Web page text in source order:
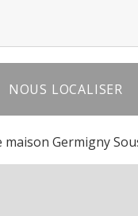
NOUS LOCALISER
maison Germigny